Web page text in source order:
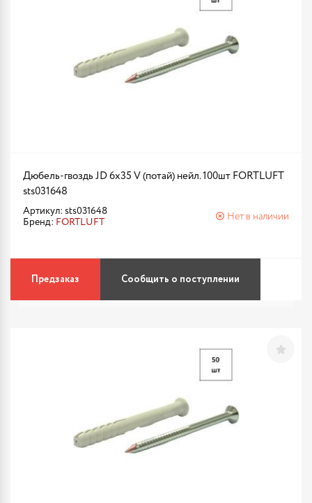
Дюбель-гвоздь JD 6х35 V (потай) нейл. 100шт FORTLUFT
sts031648
Артикул: sts031648
Бренд: FORTLUFT
Нет в наличии
Предзаказ Сообщить о поступлении